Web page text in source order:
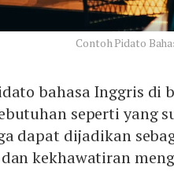
Contoh Pidato
bahasa Inggris di
seperti yang
dapat dijadikan
kekhawatiran